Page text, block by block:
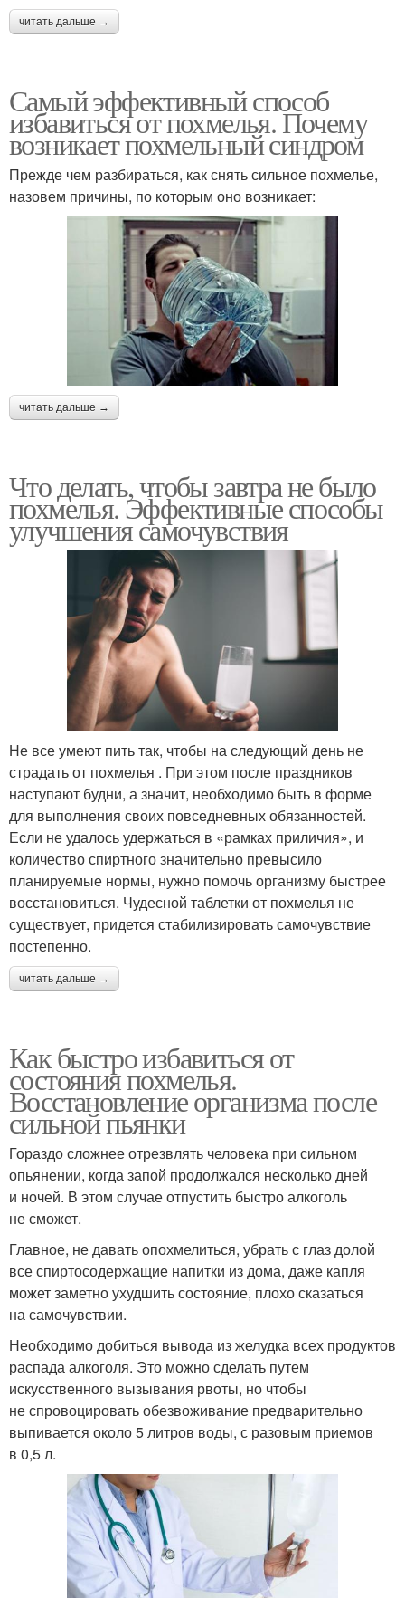
читать дальше →
Самый эффективный способ
избавиться от похмелья. Почему
возникает похмельный синдром
Прежде чем разбираться, как снять сильное похмелье,
назовем причины, по которым оно возникает:
читать дальше →
Что делать, чтобы завтра не было
похмелья. Эффективные способы
улучшения самочувствия
Не все умеют пить так, чтобы на следующий день не
страдать от похмелья . При этом после праздников
наступают будни, а значит, необходимо быть в форме
для выполнения своих повседневных обязанностей.
Если не удалось удержаться в «рамках приличия», и
количество спиртного значительно превысило
планируемые нормы, нужно помочь организму быстрее
восстановиться. Чудесной таблетки от похмелья не
существует, придется стабилизировать самочувствие
постепенно.
читать дальше →
Как быстро избавиться от
состояния похмелья.
Восстановление организма после
сильной пьянки
Гораздо сложнее отрезвлять человека при сильном
опьянении, когда запой продолжался несколько дней
и ночей. В этом случае отпустить быстро алкоголь
не сможет.
Главное, не давать опохмелиться, убрать с глаз долой
все спиртосодержащие напитки из дома, даже капля
может заметно ухудшить состояние, плохо сказаться
на самочувствии.
Необходимо добиться вывода из желудка всех продуктов
распада алкоголя. Это можно сделать путем
искусственного вызывания рвоты, но чтобы
не спровоцировать обезвоживание предварительно
выпивается около 5 литров воды, с разовым приемов
в 0,5 л.